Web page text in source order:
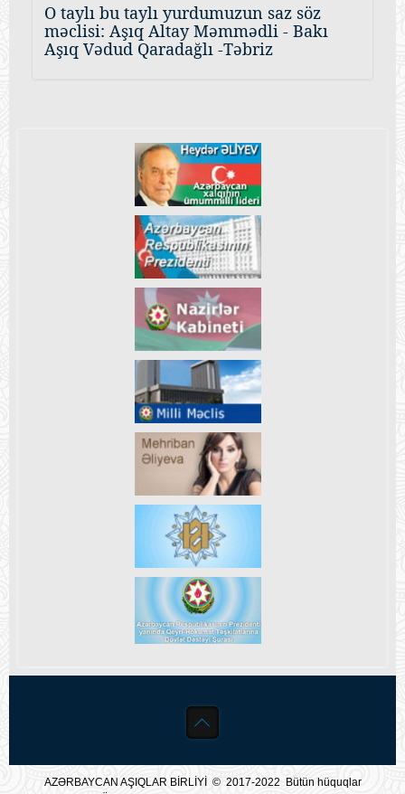
O taylı bu taylı yurdumuzun saz söz
məclisi: Aşıq Altay Məmmədli - Bakı
Aşıq Vədud Qaradağlı -Təbriz
AZƏRBAYCAN AŞIQLAR BİRLİYİ © 2017-2022 Bütün hüquqlar